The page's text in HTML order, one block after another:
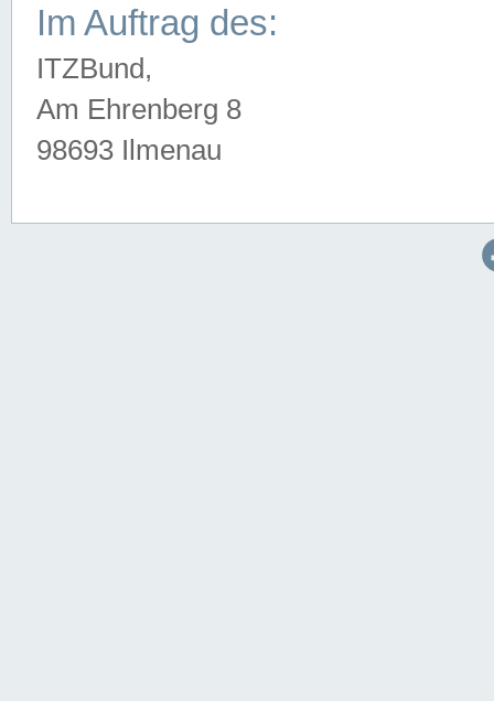
Im Auftrag des:
ITZBund,
Am Ehrenberg 8
98693 Ilmenau